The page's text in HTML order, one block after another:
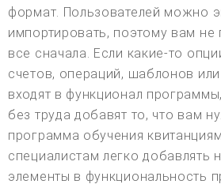
формат. Пользователей можно
импортировать, поэтому вам не
все сначала. Если какие-то
счетов, операций, шаблонов
входят в функционал
без труда добавят то, что вам
программа обучения
специалистам легко добавлять
элементы в функциональность